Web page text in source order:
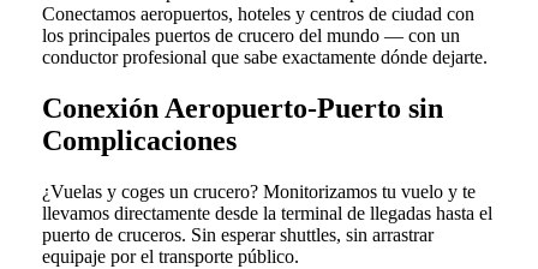
Conectamos aeropuertos, hoteles y centros de ciudad con
los principales puertos de crucero del mundo — con un
conductor profesional que sabe exactamente dónde dejarte.
Conexión Aeropuerto-Puerto sin
Complicaciones
¿Vuelas y coges un crucero? Monitorizamos tu vuelo y te
llevamos directamente desde la terminal de llegadas hasta el
puerto de cruceros. Sin esperar shuttles, sin arrastrar
equipaje por el transporte público.